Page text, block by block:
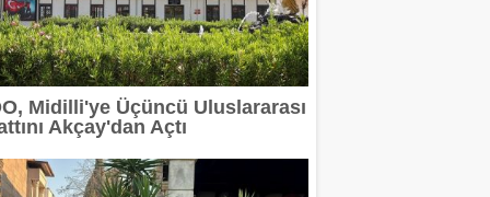
ediyor
Info Showroom'da buluştu
geleceğini anlatacak
Midilli'ye Üçüncü Uluslararası
Akçay'dan Açtı